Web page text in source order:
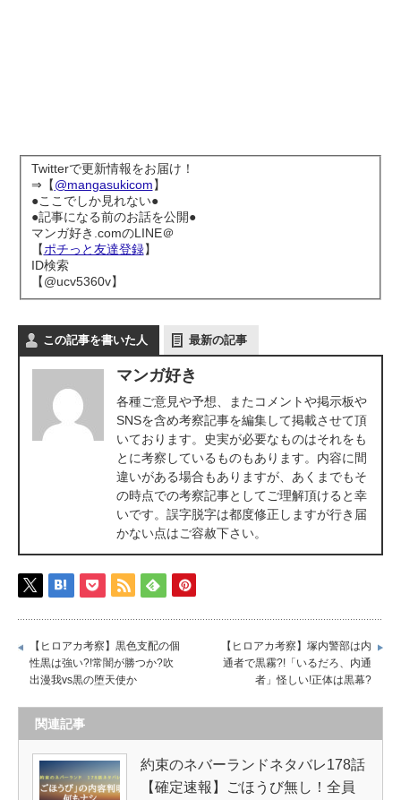
Twitterで更新情報をお届け！
⇒【@mangasukicom】
●ここでしか見れない●
●記事になる前のお話を公開●
マンガ好き.comのLINE＠
【ポチっと友達登録】
ID検索
【@ucv5360v】
この記事を書いた人 最新の記事
マンガ好き
各種ご意見や予想、またコメントや掲示板や
SNSを含め考察記事を編集して掲載させて頂
いております。史実が必要なものはそれをも
とに考察しているものもあります。内容に間
違いがある場合もありますが、あくまでもそ
の時点での考察記事としてご理解頂けると幸
いです。誤字脱字は都度修正しますが行き届
かない点はご容赦下さい。
【ヒロアカ考察】黒色支配の個
性黒は強い?!常闇が勝つか?吹
出漫我vs黒の堕天使か
【ヒロアカ考察】塚内警部は内
通者で黒霧?!「いるだろ、内通
者」怪しい!正体は黒幕?
関連記事
約束のネバーランドネタバレ178話
【確定速報】ごほうび無し！全員